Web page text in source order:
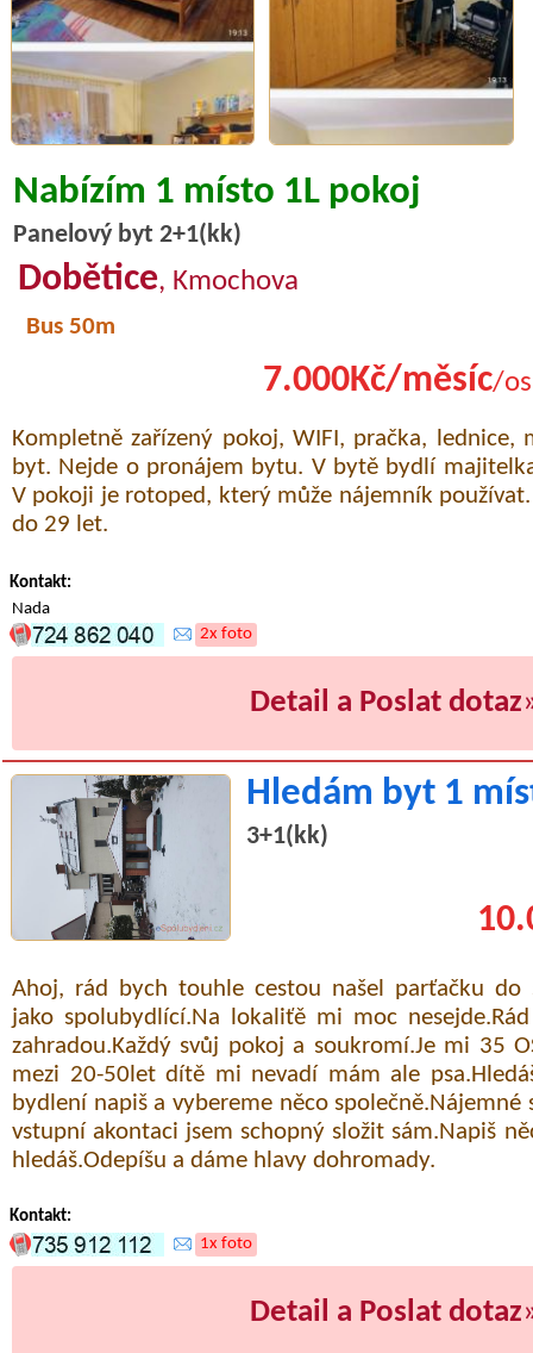
Nabízím 1 místo 1L pokoj
Panelový byt 2+1(kk)
Dobětice, Kmochova
Bus 50m
7.000Kč/měsíc/
Kompletně zařízený pokoj, WIFI, pračka,
byt. Nejde o pronájem bytu. V bytě bydlí
V pokoji je rotoped, který může nájemník
do 29 let.
Kontakt:
Nada
2x foto
Detail a Poslat dotaz
Hledám byt 1
3+1(kk)
Ahoj, rád bych touhle cestou našel parťačku do
jako spolubydlící.Na lokaliťě mi moc
zahradou.Každý svůj pokoj a soukromí.Je mi 35
mezi 20-50let dítě mi nevadí mám ale
bydlení napiš a vybereme něco společně.Nájemné
vstupní akontaci jsem schopný složit sám.Napiš
hledáš.Odepíšu a dáme hlavy dohromady.
Kontakt:
1x foto
Detail a Poslat dotaz